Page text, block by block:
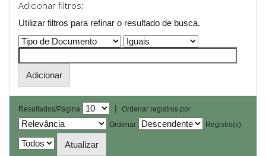
Adicionar filtros:
Utilizar filtros para refinar o resultado de busca.
Resultados/Página |
Ordenar registros por
Ordenar
Registro(s)